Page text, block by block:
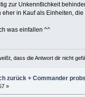
zur Unkenntlichkeit
in Kauf als Einheiten,
was einfallen ^^
dass die Antwort dir nicht
zurück + Commander
»